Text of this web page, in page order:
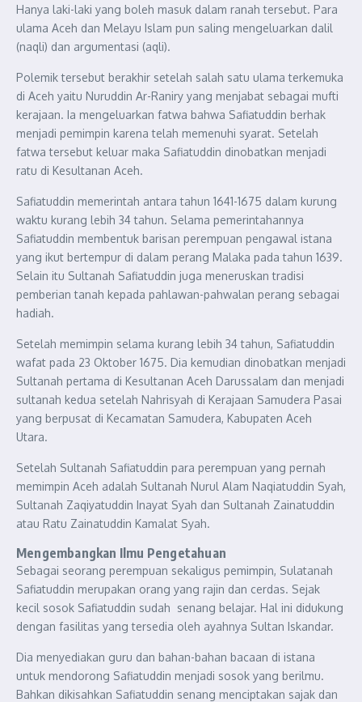
Hanya laki-laki yang boleh masuk dalam ranah tersebut. Para
ulama Aceh dan Melayu Islam pun saling mengeluarkan dalil
(naqli) dan argumentasi (aqli).
Polemik tersebut berakhir setelah salah satu ulama terkemuka
di Aceh yaitu Nuruddin Ar-Raniry yang menjabat sebagai mufti
kerajaan. Ia mengeluarkan fatwa bahwa Safiatuddin berhak
menjadi pemimpin karena telah memenuhi syarat. Setelah
fatwa tersebut keluar maka Safiatuddin dinobatkan menjadi
ratu di Kesultanan Aceh.
Safiatuddin memerintah antara tahun 1641-1675 dalam kurung
waktu kurang lebih 34 tahun. Selama pemerintahannya
Safiatuddin membentuk barisan perempuan pengawal istana
yang ikut bertempur di dalam perang Malaka pada tahun 1639.
Selain itu Sultanah Safiatuddin juga meneruskan tradisi
pemberian tanah kepada pahlawan-pahwalan perang sebagai
hadiah.
Setelah memimpin selama kurang lebih 34 tahun, Safiatuddin
wafat pada 23 Oktober 1675. Dia kemudian dinobatkan menjadi
Sultanah pertama di Kesultanan Aceh Darussalam dan menjadi
sultanah kedua setelah Nahrisyah di Kerajaan Samudera Pasai
yang berpusat di Kecamatan Samudera, Kabupaten Aceh
Utara.
Setelah Sultanah Safiatuddin para perempuan yang pernah
memimpin Aceh adalah Sultanah Nurul Alam Naqiatuddin Syah,
Sultanah Zaqiyatuddin Inayat Syah dan Sultanah Zainatuddin
atau Ratu Zainatuddin Kamalat Syah.
Mengembangkan Ilmu Pengetahuan
Sebagai seorang perempuan sekaligus pemimpin, Sulatanah
Safiatuddin merupakan orang yang rajin dan cerdas. Sejak
kecil sosok Safiatuddin sudah senang belajar. Hal ini didukung
dengan fasilitas yang tersedia oleh ayahnya Sultan Iskandar.
Dia menyediakan guru dan bahan-bahan bacaan di istana
untuk mendorong Safiatuddin menjadi sosok yang berilmu.
Bahkan dikisahkan Safiatuddin senang menciptakan sajak dan